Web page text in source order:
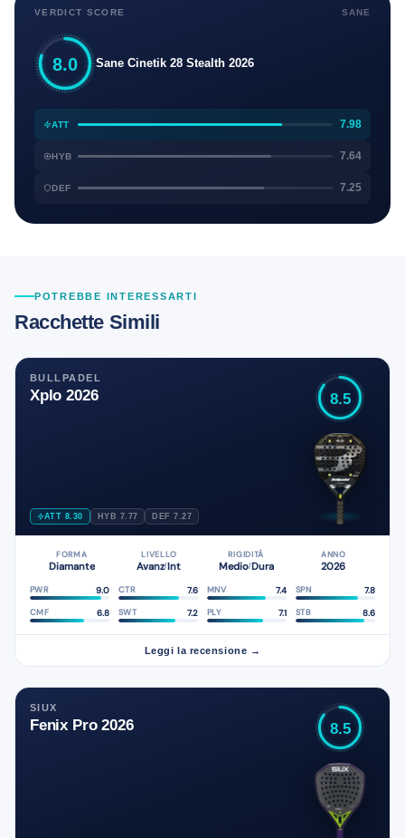
VERDICT SCORE SANE
8.0 Sane Cinetik 28 Stealth 2026
ATT 7.98
HYB 7.64
DEF 7.25
POTREBBE INTERESSARTI
Racchette Simili
BULLPADEL
Xplo 2026
ATT 8.30 HYB 7.77 DEF 7.27
8.5
FORMA
Diamante
LIVELLO
Avanz/Int
RIGIDITÀ
Medio/Dura
ANNO
2026
PWR 9.0 CTR 7.6 MNV 7.4 SPN 7.8
CMF 6.8 SWT 7.2 PLY 7.1 STB 8.6
Leggi la recensione →
SIUX
Fenix Pro 2026 8.5